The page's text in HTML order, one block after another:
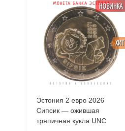
ХИТ
НОВИНКА
Эстония 2 евро 2026
Сипсик — ожившая
тряпичная кукла UNC